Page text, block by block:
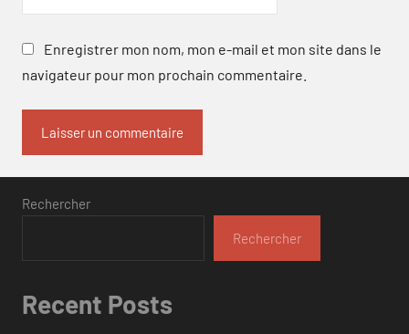
Enregistrer mon nom, mon e-mail et mon site dans le
navigateur pour mon prochain commentaire.
Rechercher
Rechercher
Recent Posts